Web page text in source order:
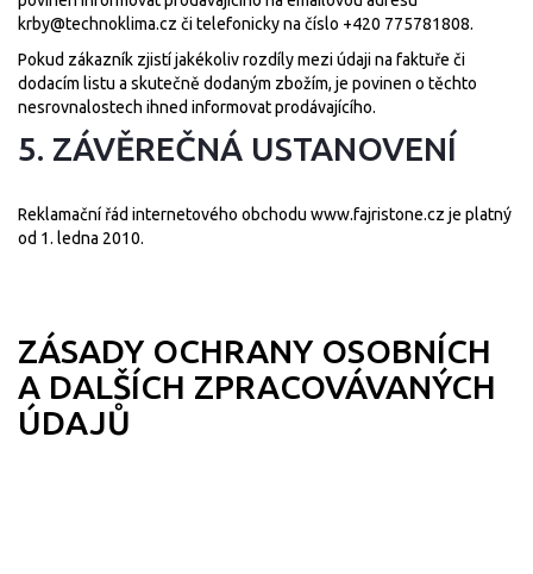
krby@technoklima.cz či telefonicky na číslo +420 775781808.
Pokud zákazník zjistí jakékoliv rozdíly mezi údaji na faktuře či
dodacím listu a skutečně dodaným zbožím, je povinen o těchto
nesrovnalostech ihned informovat prodávajícího.
5. ZÁVĚREČNÁ USTANOVENÍ
Reklamační řád internetového obchodu www.fajristone.cz je platný
od 1. ledna 2010.
ZÁSADY OCHRANY OSOBNÍCH
A DALŠÍCH ZPRACOVÁVANÝCH
ÚDAJŮ